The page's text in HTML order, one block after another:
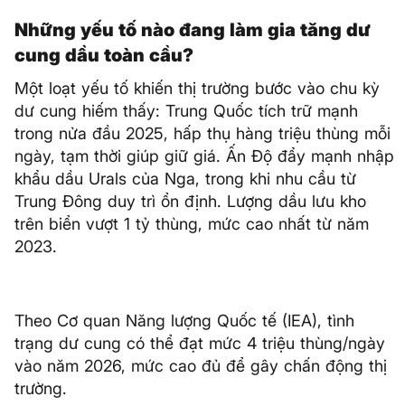
Những yếu tố nào đang làm gia tăng dư
cung dầu toàn cầu?
Một loạt yếu tố khiến thị trường bước vào chu kỳ
dư cung hiếm thấy: Trung Quốc tích trữ mạnh
trong nửa đầu 2025, hấp thụ hàng triệu thùng mỗi
ngày, tạm thời giúp giữ giá. Ấn Độ đẩy mạnh nhập
khẩu dầu Urals của Nga, trong khi nhu cầu từ
Trung Đông duy trì ổn định. Lượng dầu lưu kho
trên biển vượt 1 tỷ thùng, mức cao nhất từ năm
2023.
Theo Cơ quan Năng lượng Quốc tế (IEA), tình
trạng dư cung có thể đạt mức 4 triệu thùng/ngày
vào năm 2026, mức cao đủ để gây chấn động thị
trường.